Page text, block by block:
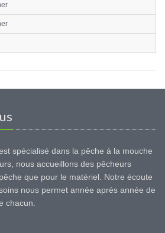
spécialisé dans la pêche à la mouche
nous accueillons des pêcheurs
que pour le matériel. Notre écoute
nous permet année après année de
chacun.